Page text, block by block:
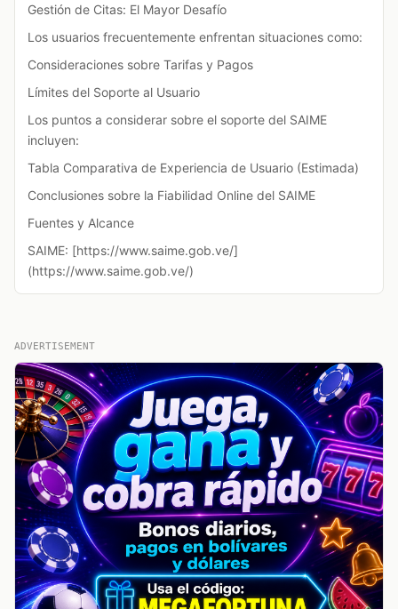
Gestión de Citas: El Mayor Desafío
Los usuarios frecuentemente enfrentan situaciones como:
Consideraciones sobre Tarifas y Pagos
Límites del Soporte al Usuario
Los puntos a considerar sobre el soporte del SAIME
incluyen:
Tabla Comparativa de Experiencia de Usuario (Estimada)
Conclusiones sobre la Fiabilidad Online del SAIME
Fuentes y Alcance
SAIME: [https://www.saime.gob.ve/]
(https://www.saime.gob.ve/)
ADVERTISEMENT